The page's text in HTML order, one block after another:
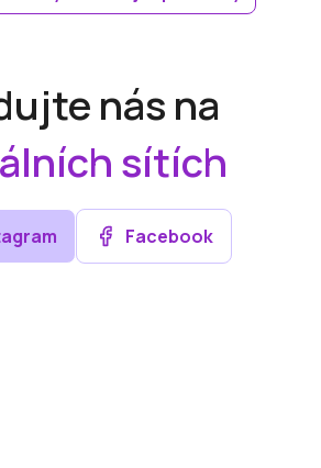
nás na
sítích
Facebook